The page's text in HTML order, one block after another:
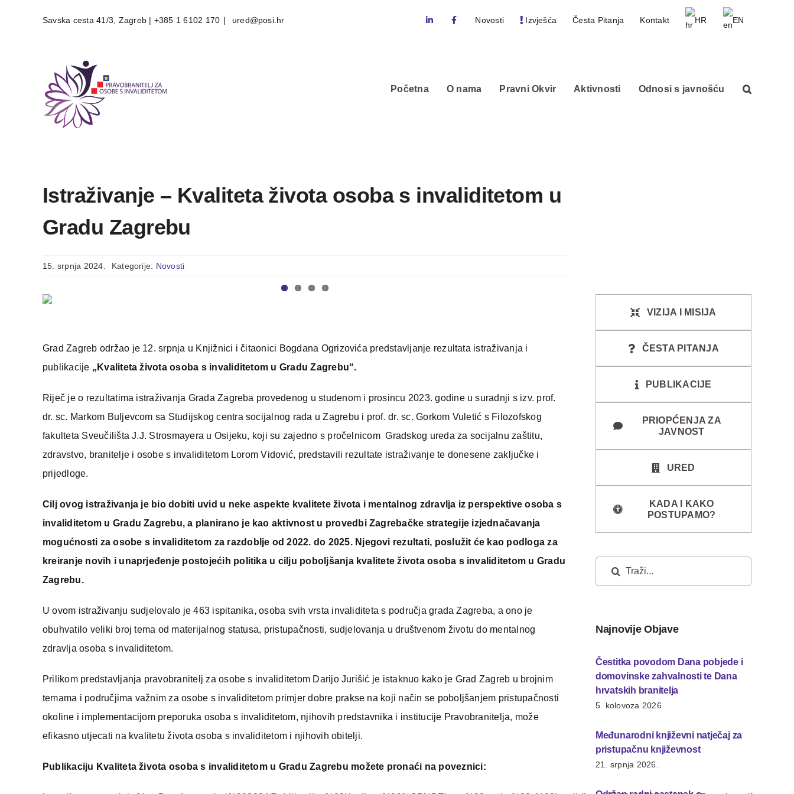
Savska cesta 41/3, Zagreb | +385 1 6102 170 | ured@posi.hr Novosti Izvješća Česta Pitanja Kontakt HR EN
Početna O nama Pravni Okvir Aktivnosti Odnosi s javnošću
Istraživanje – Kvaliteta života osoba s invaliditetom u
Gradu Zagrebu
15. srpnja 2024. Kategorije: Novosti
Grad Zagreb održao je 12. srpnja u Knjižnici i čitaonici Bogdana Ogrizovića predstavljanje rezultata istraživanja i
publikacije „Kvaliteta života osoba s invaliditetom u Gradu Zagrebu“.
Riječ je o rezultatima istraživanja Grada Zagreba provedenog u studenom i prosincu 2023. godine u suradnji s izv. prof.
dr. sc. Markom Buljevcom sa Studijskog centra socijalnog rada u Zagrebu i prof. dr. sc. Gorkom Vuletić s Filozofskog
fakulteta Sveučilišta J.J. Strosmayera u Osijeku, koji su zajedno s pročelnicom Gradskog ureda za socijalnu zaštitu,
zdravstvo, branitelje i osobe s invaliditetom Lorom Vidović, predstavili rezultate istraživanje te donesene zaključke i
prijedloge.
Cilj ovog istraživanja je bio dobiti uvid u neke aspekte kvalitete života i mentalnog zdravlja iz perspektive osoba s
invaliditetom u Gradu Zagrebu, a planirano je kao aktivnost u provedbi Zagrebačke strategije izjednačavanja
mogućnosti za osobe s invaliditetom za razdoblje od 2022. do 2025. Njegovi rezultati, poslužit će kao podloga za
kreiranje novih i unaprjeđenje postojećih politika u cilju poboljšanja kvalitete života osoba s invaliditetom u Gradu
Zagrebu.
U ovom istraživanju sudjelovalo je 463 ispitanika, osoba svih vrsta invaliditeta s područja grada Zagreba, a ono je
obuhvatilo veliki broj tema od materijalnog statusa, pristupačnosti, sudjelovanja u društvenom životu do mentalnog
zdravlja osoba s invaliditetom.
Prilikom predstavljanja pravobranitelj za osobe s invaliditetom Darijo Jurišić je istaknuo kako je Grad Zagreb u brojnim
temama i područjima važnim za osobe s invaliditetom primjer dobre prakse na koji način se poboljšanjem pristupačnosti
okoline i implementacijom preporuka osoba s invaliditetom, njihovih predstavnika i institucije Pravobranitelja, može
efikasno utjecati na kvalitetu života osoba s invaliditetom i njihovih obitelji.
Publikaciju Kvaliteta života osoba s invaliditetom u Gradu Zagrebu možete pronaći na poveznici:
VIZIJA I MISIJA
ČESTA PITANJA
PUBLIKACIJE
PRIOPĆENJA ZA
JAVNOST
URED
KADA I KAKO
POSTUPAMO?
Traži...
Najnovije Objave
Čestitka povodom Dana pobjede i
domovinske zahvalnosti te Dana
hrvatskih branitelja
5. kolovoza 2026.
Međunarodni književni natječaj za
pristupačnu književnost
21. srpnja 2026.